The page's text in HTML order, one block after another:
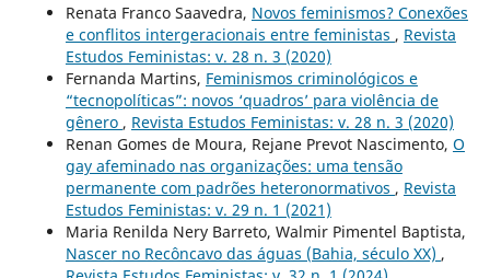
Renata Franco Saavedra, Novos feminismos? Conexões
e conflitos intergeracionais entre feministas , Revista
Estudos Feministas: v. 28 n. 3 (2020)
Fernanda Martins, Feminismos criminológicos e
“tecnopolíticas”: novos ‘quadros’ para violência de
gênero , Revista Estudos Feministas: v. 28 n. 3 (2020)
Renan Gomes de Moura, Rejane Prevot Nascimento, O
gay afeminado nas organizações: uma tensão
permanente com padrões heteronormativos , Revista
Estudos Feministas: v. 29 n. 1 (2021)
Maria Renilda Nery Barreto, Walmir Pimentel Baptista,
Nascer no Recôncavo das águas (Bahia, século XX) ,